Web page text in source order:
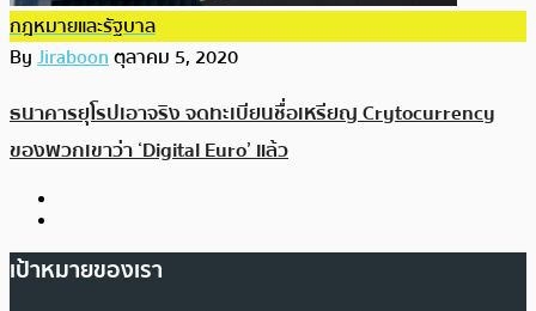
กฎหมายและรัฐบาล
ByJiraboonตุลาคม 5, 2020
ธนาคารยุโรปเอาจริง จดทะเบียนชื่อเหรียญ Crytocurrency
ของพวกเขาว่า ‘Digital Euro’ แล้ว
เป้าหมายของเรา